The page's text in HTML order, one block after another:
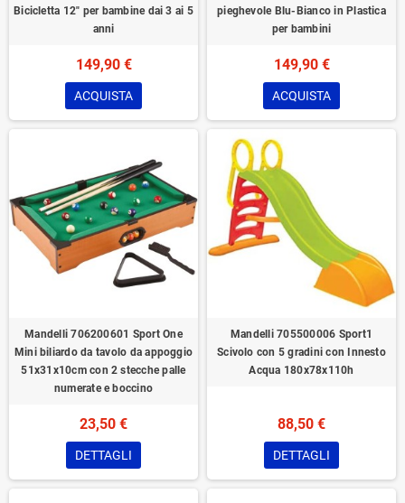
Bicicletta 12" per bambine dai 3 ai 5
anni
149,90 €
ACQUISTA
pieghevole Blu-Bianco in Plastica
per bambini
149,90 €
ACQUISTA
Mandelli 706200601 Sport One
Mini biliardo da tavolo da appoggio
51x31x10cm con 2 stecche palle
numerate e boccino
23,50 €
DETTAGLI
Mandelli 705500006 Sport1
Scivolo con 5 gradini con Innesto
Acqua 180x78x110h
88,50 €
DETTAGLI